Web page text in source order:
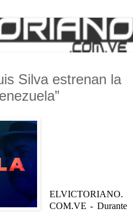
Silva estrenan la
ELVICTORIANO.
COM.VE - Durante